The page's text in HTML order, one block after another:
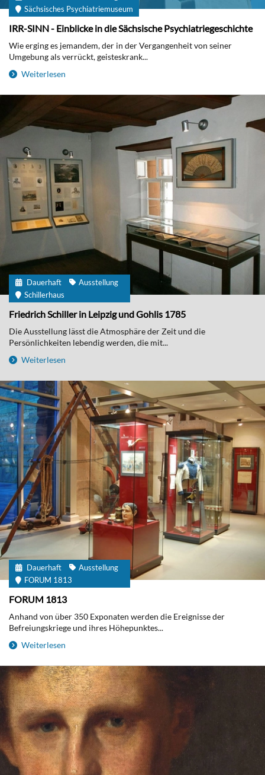
Sächsisches Psychiatriemuseum
IRR-SINN - Einblicke in die Sächsische Psychiatriegeschichte
Wie erging es jemandem, der in der Vergangenheit von seiner
Umgebung als verrückt, geisteskrank...
Weiterlesen
Dauerhaft
Ausstellung
Schillerhaus
Friedrich Schiller in Leipzig und Gohlis 1785
Die Ausstellung lässt die Atmosphäre der Zeit und die
Persönlichkeiten lebendig werden, die mit...
Weiterlesen
Dauerhaft
Ausstellung
FORUM 1813
FORUM 1813
Anhand von über 350 Exponaten werden die Ereignisse der
Befreiungskriege und ihres Höhepunktes...
Weiterlesen